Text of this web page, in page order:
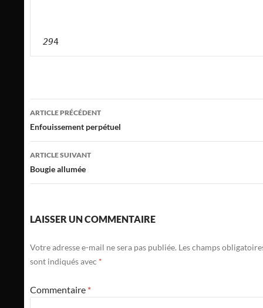
294
Navigation
des
articles
ARTICLE PRÉCÉDENT
Enfouissement perpétuel
ARTICLE SUIVANT
Bougie allumée
LAISSER UN COMMENTAIRE
Votre adresse e-mail ne sera pas publiée. Les champs
sont indiqués avec *
Commentaire *